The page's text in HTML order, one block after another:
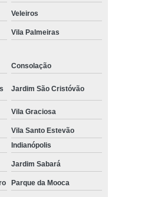
Banho e Rosto
Branca
Grande São Paulo
Rosto Pequena
para Rosto
Nova
Banheiro
Veleiros
Vila Palmeiras
Consolação
Jardim São Cristóvão
Vila Graciosa
Vila Santo Estevão
Indianópolis
Jardim Sabará
Parque da Mooca